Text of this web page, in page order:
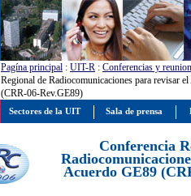
Pagína principal : UIT-R : Conferencias y
Regional de Radiocomunicaciones para revisar
(CRR-06-Rev.GE89)
Conferencia
Acuerdo GE89
Sectores de la UIT Sala de prensa